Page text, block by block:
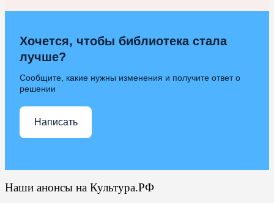
Хочется, чтобы библиотека стала
лучше?
Сообщите, какие нужны изменения и получите ответ о
решении
Написать
Наши анонсы на Культура.РФ